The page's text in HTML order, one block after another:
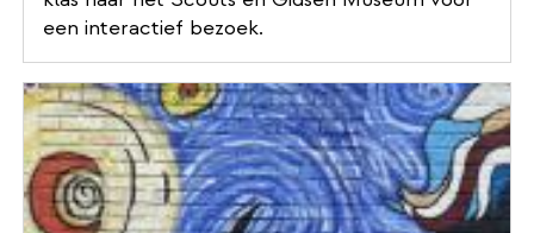
een interactief bezoek.